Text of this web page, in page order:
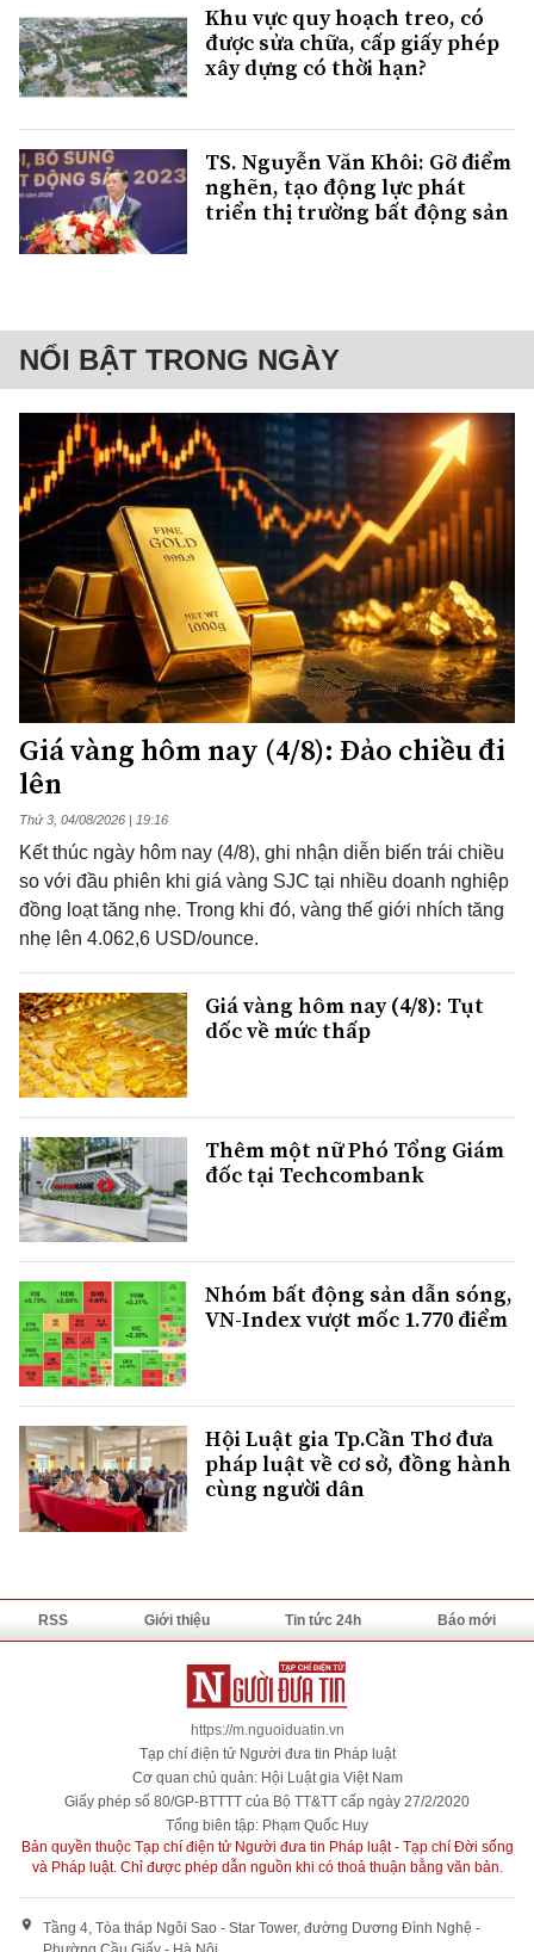
Khu vực quy hoạch treo, có
được sửa chữa, cấp giấy phép
xây dựng có thời hạn?
TS. Nguyễn Văn Khôi: Gỡ điểm
nghẽn, tạo động lực phát
triển thị trường bất động sản
NỔI BẬT TRONG NGÀY
Giá vàng hôm nay (4/8): Đảo chiều đi
lên
Thứ 3, 04/08/2026 | 19:16
Kết thúc ngày hôm nay (4/8), ghi nhận diễn biến trái chiều
so với đầu phiên khi giá vàng SJC tại nhiều doanh nghiệp
đồng loạt tăng nhẹ. Trong khi đó, vàng thế giới nhích tăng
nhẹ lên 4.062,6 USD/ounce.
Giá vàng hôm nay (4/8): Tụt
dốc về mức thấp
Thêm một nữ Phó Tổng Giám
đốc tại Techcombank
Nhóm bất động sản dẫn sóng,
VN-Index vượt mốc 1.770 điểm
Hội Luật gia Tp.Cần Thơ đưa
pháp luật về cơ sở, đồng hành
cùng người dân
RSS Giới thiệu Tin tức 24h Báo mới
https://m.nguoiduatin.vn
Tạp chí điện tử Người đưa tin Pháp luật
Cơ quan chủ quản: Hội Luật gia Việt Nam
Giấy phép số 80/GP-BTTTT của Bộ TT&TT cấp ngày 27/2/2020
Tổng biên tập: Phạm Quốc Huy
Bản quyền thuộc Tạp chí điện tử Người đưa tin Pháp luật - Tạp chí Đời sống
và Pháp luật. Chỉ được phép dẫn nguồn khi có thoả thuận bằng văn bản.
Tầng 4, Tòa tháp Ngôi Sao - Star Tower, đường Dương Đình Nghệ -